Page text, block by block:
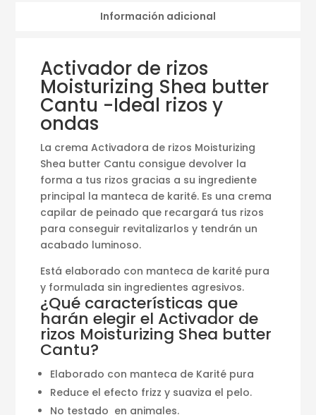
Información adicional
Activador de rizos
Moisturizing Shea butter
Cantu -Ideal rizos y
ondas
La crema Activadora de rizos Moisturizing
Shea butter Cantu consigue devolver la
forma a tus rizos gracias a su ingrediente
principal la manteca de karité. Es una crema
capilar de peinado que recargará tus rizos
para conseguir revitalizarlos y tendrán un
acabado luminoso.
Está elaborado con manteca de karité pura
y formulada sin ingredientes agresivos.
¿Qué características que
harán elegir el Activador de
rizos Moisturizing Shea butter
Cantu?
Elaborado con manteca de Karité pura
Reduce el efecto frizz y suaviza el pelo.
No testado en animales.